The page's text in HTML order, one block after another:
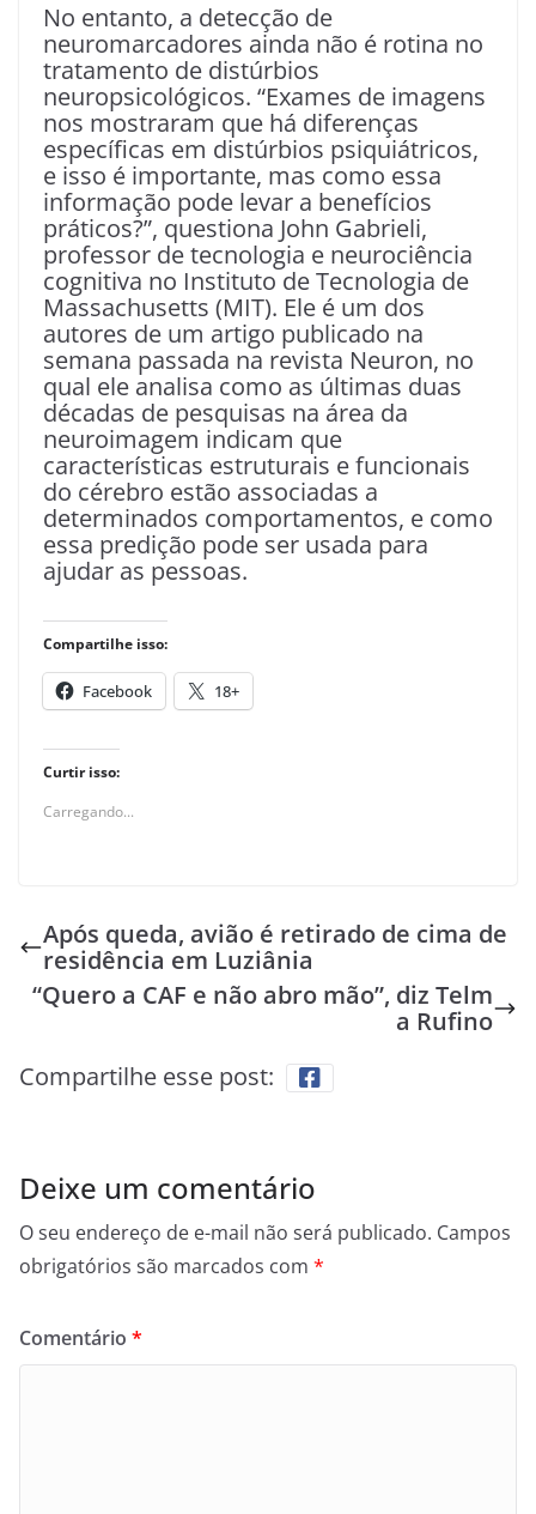
No entanto, a detecção de
neuromarcadores ainda não é rotina no
tratamento de distúrbios
neuropsicológicos. “Exames de imagens
nos mostraram que há diferenças
específicas em distúrbios psiquiátricos,
e isso é importante, mas como essa
informação pode levar a benefícios
práticos?”, questiona John Gabrieli,
professor de tecnologia e neurociência
cognitiva no Instituto de Tecnologia de
Massachusetts (MIT). Ele é um dos
autores de um artigo publicado na
semana passada na revista Neuron, no
qual ele analisa como as últimas duas
décadas de pesquisas na área da
neuroimagem indicam que
características estruturais e funcionais
do cérebro estão associadas a
determinados comportamentos, e como
essa predição pode ser usada para
ajudar as pessoas.
Compartilhe isso:
Facebook 18+
Curtir isso:
Carregando...
Após queda, avião é retirado de cima de
residência em Luziânia
“Quero a CAF e não abro mão”, diz Telm
a Rufino
Compartilhe esse post:
Deixe um comentário
O seu endereço de e-mail não será publicado. Campos
obrigatórios são marcados com *
Comentário *